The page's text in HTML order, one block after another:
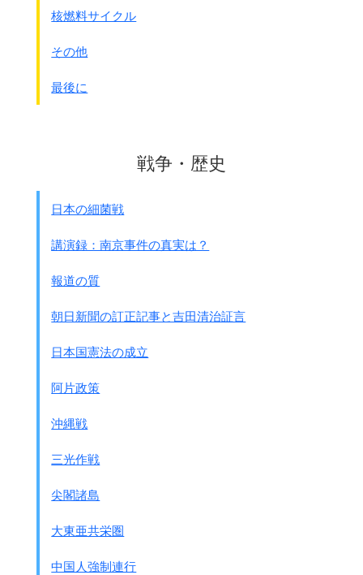
核燃料サイクル
その他
最後に
戦争・歴史
日本の細菌戦
講演録：南京事件の真実は？
報道の質
朝日新聞の訂正記事と吉田清治証言
日本国憲法の成立
阿片政策
沖縄戦
三光作戦
尖閣諸島
大東亜共栄圏
中国人強制連行